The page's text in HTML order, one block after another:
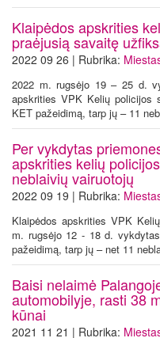
Klaipėdos apskrities
praėjusią savaitę
2022 09 26 | Rubrika:
2022 m. rugsėjo 19 – 25 d.
apskrities VPK Kelių policijos
KET pažeidimą, tarp jų – 11
Per vykdytas
apskrities kelių
neblaivių vairuotojų
2022 09 19 | Rubrika:
Klaipėdos apskrities VPK
m. rugsėjo 12 - 18 d.
pažeidimą, tarp jų – net 11
Baisi nelaimė
automobilyje, rasti 38
kūnai
2021 11 21 | Rubrika: